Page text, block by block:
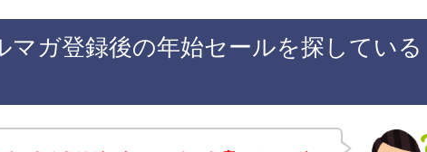
マガ登録後の年始セールを探している